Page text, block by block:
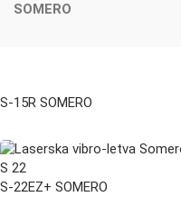
SOMERO
S-15R SOMERO
S-22EZ+ SOMERO